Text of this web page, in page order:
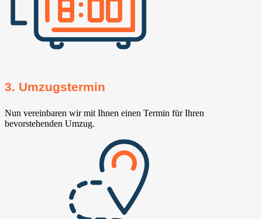
3. Umzugstermin
Nun vereinbaren wir mit Ihnen einen Termin für Ihren
bevorstehenden Umzug.